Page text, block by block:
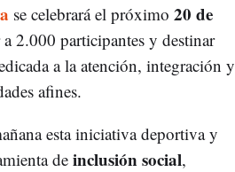
se celebrará el próximo 20 de
2.000 participantes y destinar
a la atención, integración y
afines.
esta iniciativa deportiva y
de inclusión social,